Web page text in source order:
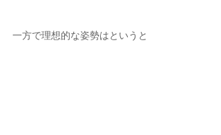
一方で理想的な姿勢はというと